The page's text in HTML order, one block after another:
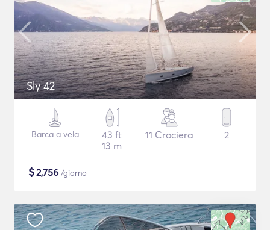
Sly 42
Barca a vela
43 ft
13 m
11 Crociera 2
$2,756 /giorno